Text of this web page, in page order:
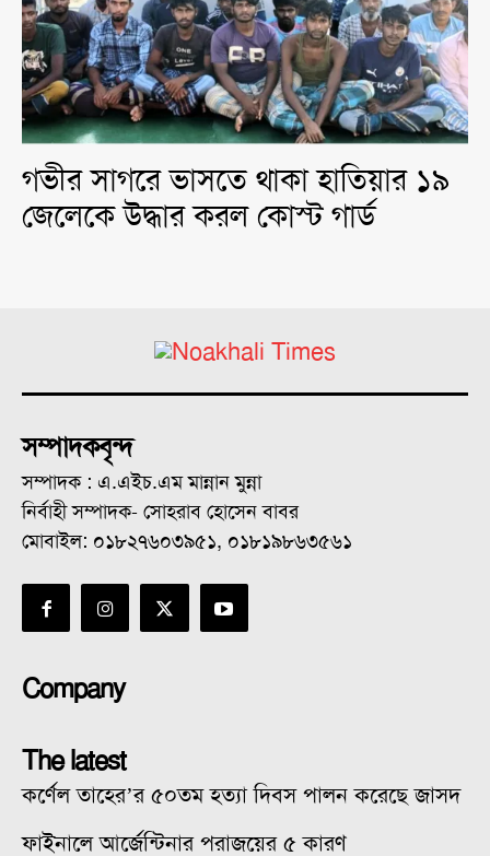
গভীর সাগরে ভাসতে থাকা হাতিয়ার ১৯
জেলেকে উদ্ধার করল কোস্ট গার্ড
সম্পাদকবৃন্দ
সম্পাদক : এ.এইচ.এম মান্নান মুন্না
নির্বাহী সম্পাদক- সোহরাব হোসেন বাবর
মোবাইল: ০১৮২৭৬০৩৯৫১, ০১৮১৯৮৬৩৫৬১
Company
The latest
কর্ণেল তাহের’র ৫০তম হত্যা দিবস পালন করেছে জাসদ
ফাইনালে আর্জেন্টিনার পরাজয়ের ৫ কারণ